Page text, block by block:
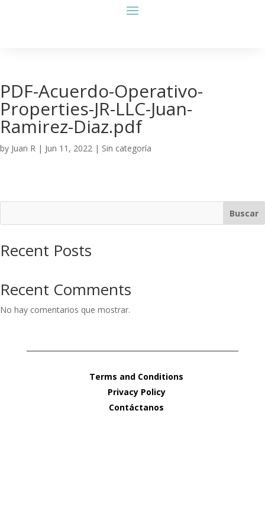
PDF-Acuerdo-Operativo-
Properties-JR-LLC-Juan-
Ramirez-Diaz.pdf
by Juan R | Jun 11, 2022 | Sin categoría
Buscar
Recent Posts
Recent Comments
No hay comentarios que mostrar.
Terms and Conditions
Privacy Policy
Contáctanos